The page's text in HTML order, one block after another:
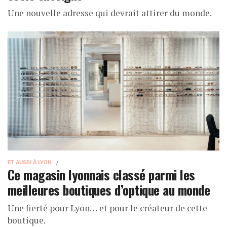
Une nouvelle adresse qui devrait attirer du monde.
ET AUSSI À LYON
Ce magasin lyonnais classé parmi les
meilleures boutiques d’optique au monde
Une fierté pour Lyon… et pour le créateur de cette
boutique.